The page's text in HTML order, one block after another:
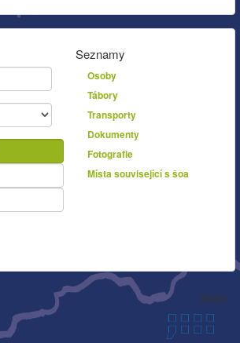
Seznamy
Osoby
Tábory
Transporty
Dokumenty
Fotografie
Místa související s šoa
Autor